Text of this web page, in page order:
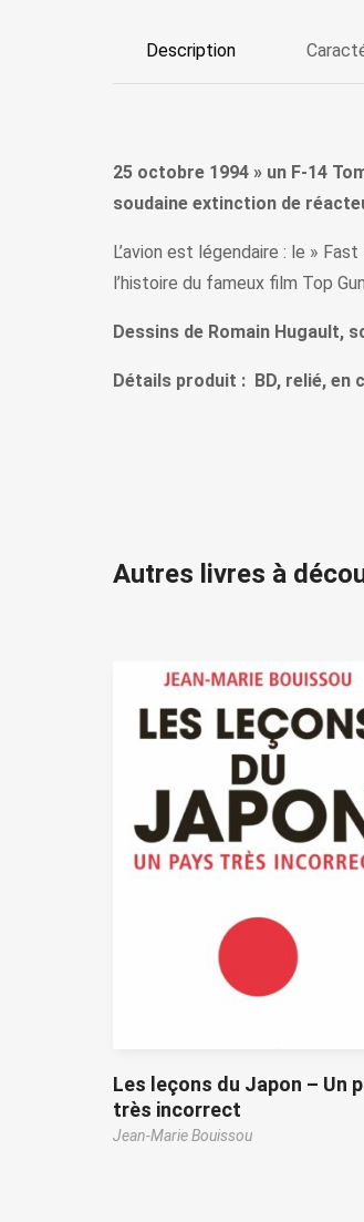
Description
25 octobre 1994 » un F-14
soudaine extinction de
L’avion est légendaire : le »
l’histoire du fameux film Top
Dessins de Romain Hugault,
Détails produit : BD, relié, en
Autres livres à
Les leçons du Japon – Un
très incorrect
Jean-Marie Bouissou